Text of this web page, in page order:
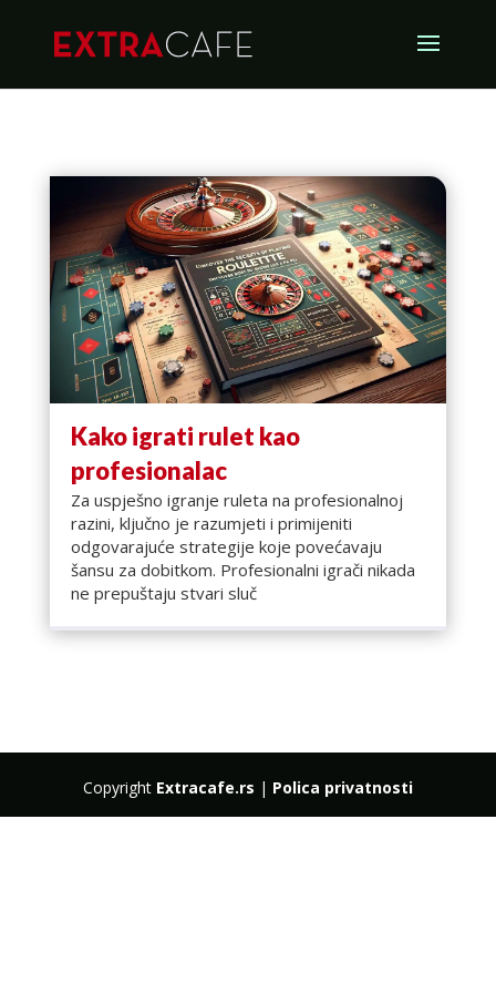
Kako igrati rulet kao
profesionalac
Za uspješno igranje ruleta na profesionalnoj
razini, ključno je razumjeti i primijeniti
odgovarajuće strategije koje povećavaju
šansu za dobitkom. Profesionalni igrači nikada
ne prepuštaju stvari sluč
Copyright Extracafe.rs | Polica privatnosti